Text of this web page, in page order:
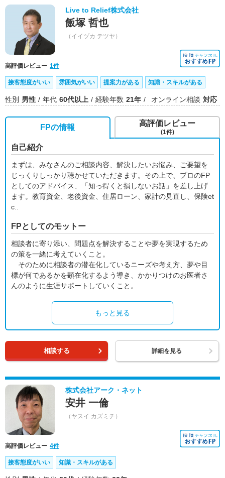
Live to Relief株式会社
飯塚 哲也
（イイヅカ テツヤ）
高評価レビュー 1件
接客態度がいい 雰囲気がいい 提案力がある 知識・スキルがある
性別 男性 年代 60代以上 経験年数 21年 オンライン相談 対応
FPの情報
自己紹介
まずは、みなさんのご相談内容、解決したいお悩み、ご要望を
じっくりしっかり聴かせていただきます。その上で、プロのFP
としてのアドバイス、「知っ得くと損しないお話」を差し上げ
ます。教育資金、老後資金、住居ローン、家計の見直し、保険et
c..
FPとしてのモットー
相談者に寄り添い、問題点を解決することや夢を実現するため
の策を一緒に考えていくこと。
そのために相談者の潜在化しているニーズや考え方、夢や目
標が何であるかを顕在化するよう導き、かかりつけのお医者さ
んのように生涯サポートしていくこと。
もっと見る
高評価レビュー
(1件)
相談する 詳細を見る
株式会社アーク・ネット
安井 一倫
（ヤスイ カズミチ）
高評価レビュー 4件
接客態度がいい 知識・スキルがある